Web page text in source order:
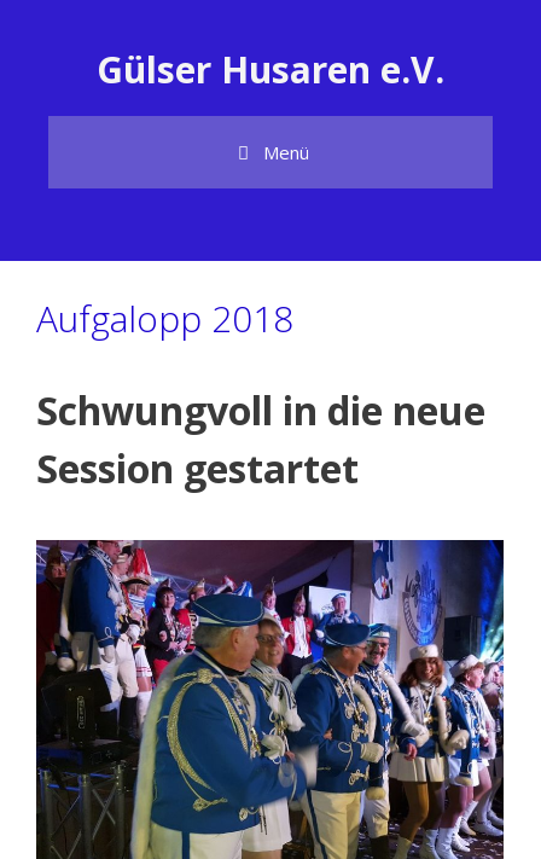
Gülser Husaren e.V.
Menü
Aufgalopp 2018
Schwungvoll in die neue
Session gestartet